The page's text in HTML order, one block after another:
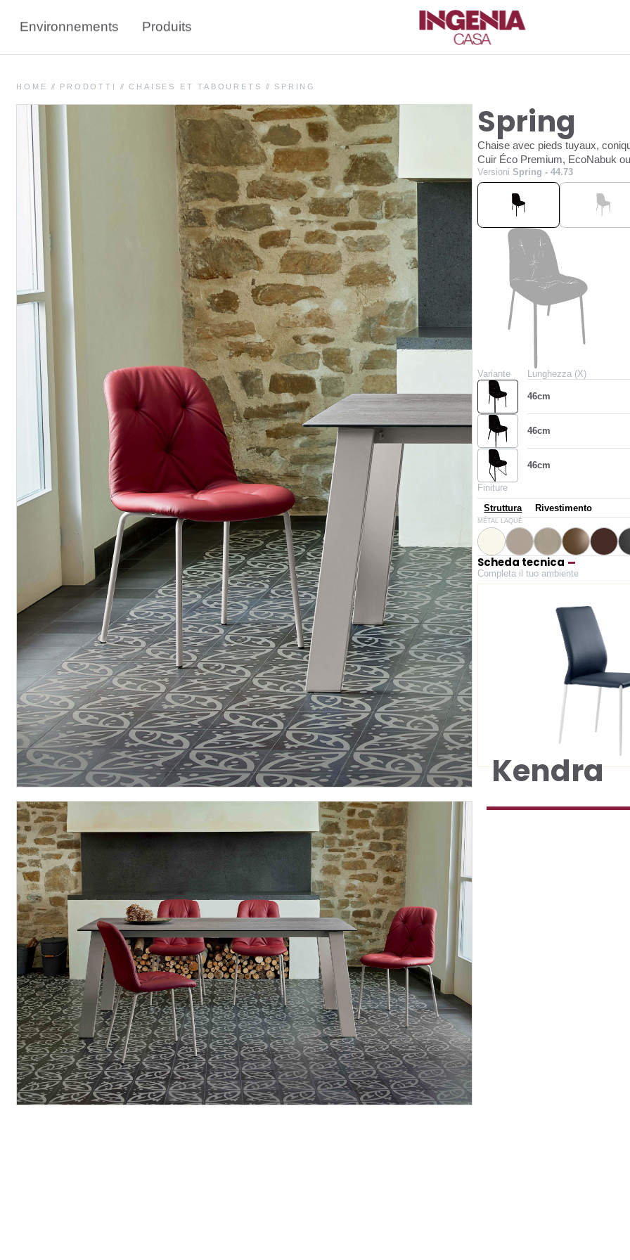
Environnements Produits
HOME // PRODOTTI // CHAISES ET TABOURETS // SPRING
Spring
Chaise avec pieds tuyaux,
Cuir Éco Premium, EcoNabuk
Versioni Spring - 44.73
Variante Lunghezza (X)
46cm
46cm
46cm
Finiture
Struttura
Rivestimento
MÉTAL LAQUÉ
M306
Blanc
M097 M312 M028 M307
Scheda tecnica
Completa il tuo ambiente
Kendra